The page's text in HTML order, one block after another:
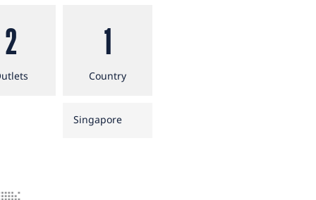
2 1
Country
Singapore